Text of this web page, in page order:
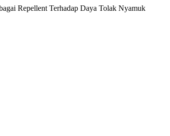
Repellent Terhadap Daya Tolak Nyamuk